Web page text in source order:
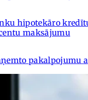
hipotekāro
maksājumu
pakalpojumu